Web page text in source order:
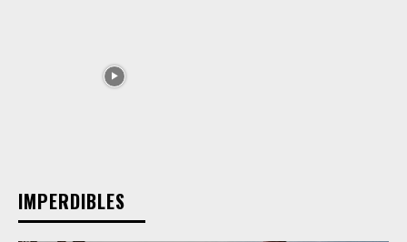
IMPERDIBLES